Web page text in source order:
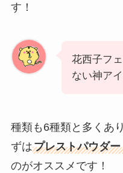
す！
花西子フ
ない神ア
種類も6種類と多くあ
ずはプレストパウダ
のがオススメです！